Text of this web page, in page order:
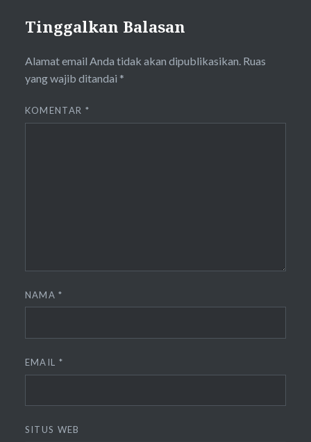
Tinggalkan Balasan
Alamat email Anda tidak akan dipublikasikan. Ruas
yang wajib ditandai *
KOMENTAR *
NAMA*
EMAIL *
SITUS WEB